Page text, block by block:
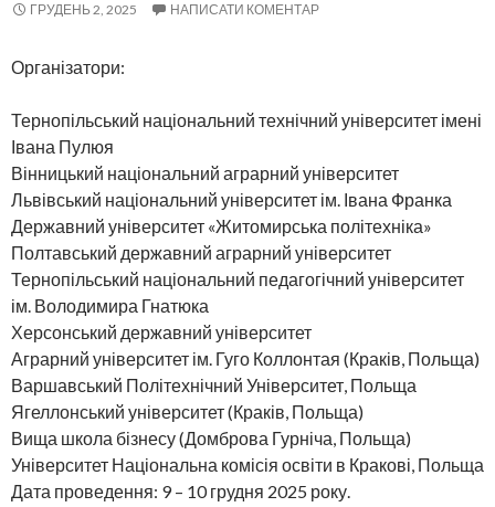
ГРУДЕНЬ 2, 2025 НАПИСАТИ КОМЕНТАР
Організатори:
Тернопільський національний технічний університет імені
Івана Пулюя
Вінницький національний аграрний університет
Львівський національний університет ім. Івана Франка
Державний університет «Житомирська політехніка»
Полтавський державний аграрний університет
Тернопільський національний педагогічний університет
ім. Володимира Гнатюка
Херсонський державний університет
Аграрний університет ім. Гуго Коллонтая (Краків, Польща)
Варшавський Політехнічний Університет, Польща
Ягеллонський університет (Краків, Польща)
Вища школа бізнесу (Домброва Гурніча, Польща)
Університет Національна комісія освіти в Кракові, Польща
Дата проведення: 9 – 10 грудня 2025 року.